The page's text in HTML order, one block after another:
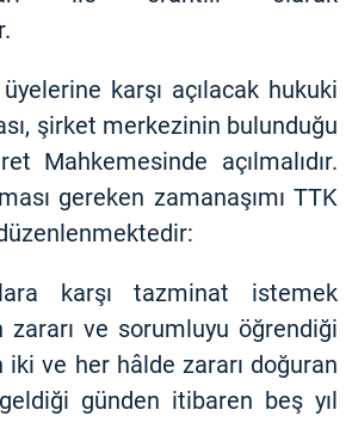
karşı açılacak hukuki
şirket merkezinin bulunduğu
Mahkemesinde açılmalıdır.
gereken zamanaşımı TTK
karşı tazminat istemek
zararı ve sorumluyu öğrendiği
ve her hâlde zararı doğuran
günden itibaren beş yıl